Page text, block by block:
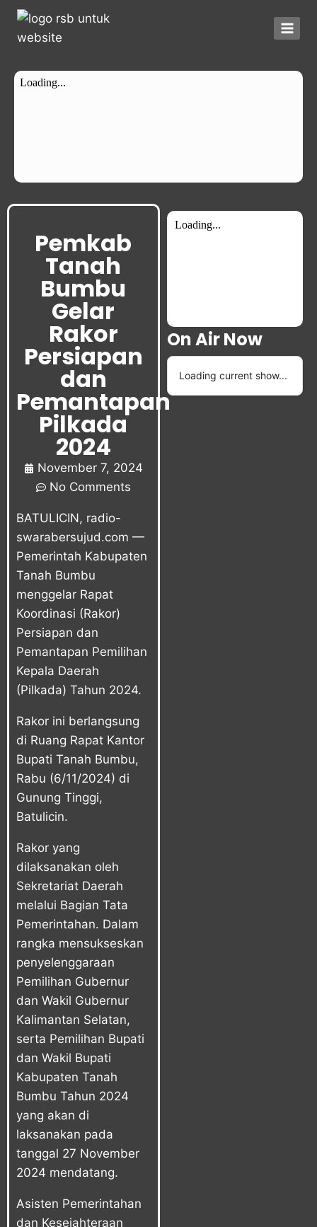
Pemkab
Tanah
Bumbu
Gelar
Rakor
Persiapan
dan
Pemantapan
Pilkada
2024
November 7, 2024
No Comments
BATULICIN, radio-
swarabersujud.com —
Pemerintah Kabupaten
Tanah Bumbu
menggelar Rapat
Koordinasi (Rakor)
Persiapan dan
Pemantapan Pemilihan
Kepala Daerah
(Pilkada) Tahun 2024.
Rakor ini berlangsung
di Ruang Rapat Kantor
Bupati Tanah Bumbu,
Rabu (6/11/2024) di
Gunung Tinggi,
Batulicin.
Rakor yang
dilaksanakan oleh
Sekretariat Daerah
melalui Bagian Tata
Pemerintahan. Dalam
rangka mensukseskan
penyelenggaraan
Pemilihan Gubernur
dan Wakil Gubernur
Kalimantan Selatan,
serta Pemilihan Bupati
dan Wakil Bupati
Kabupaten Tanah
Bumbu Tahun 2024
yang akan di
laksanakan pada
tanggal 27 November
2024 mendatang.
Asisten Pemerintahan
dan Kesejahteraan
On Air Now
Loading current show...